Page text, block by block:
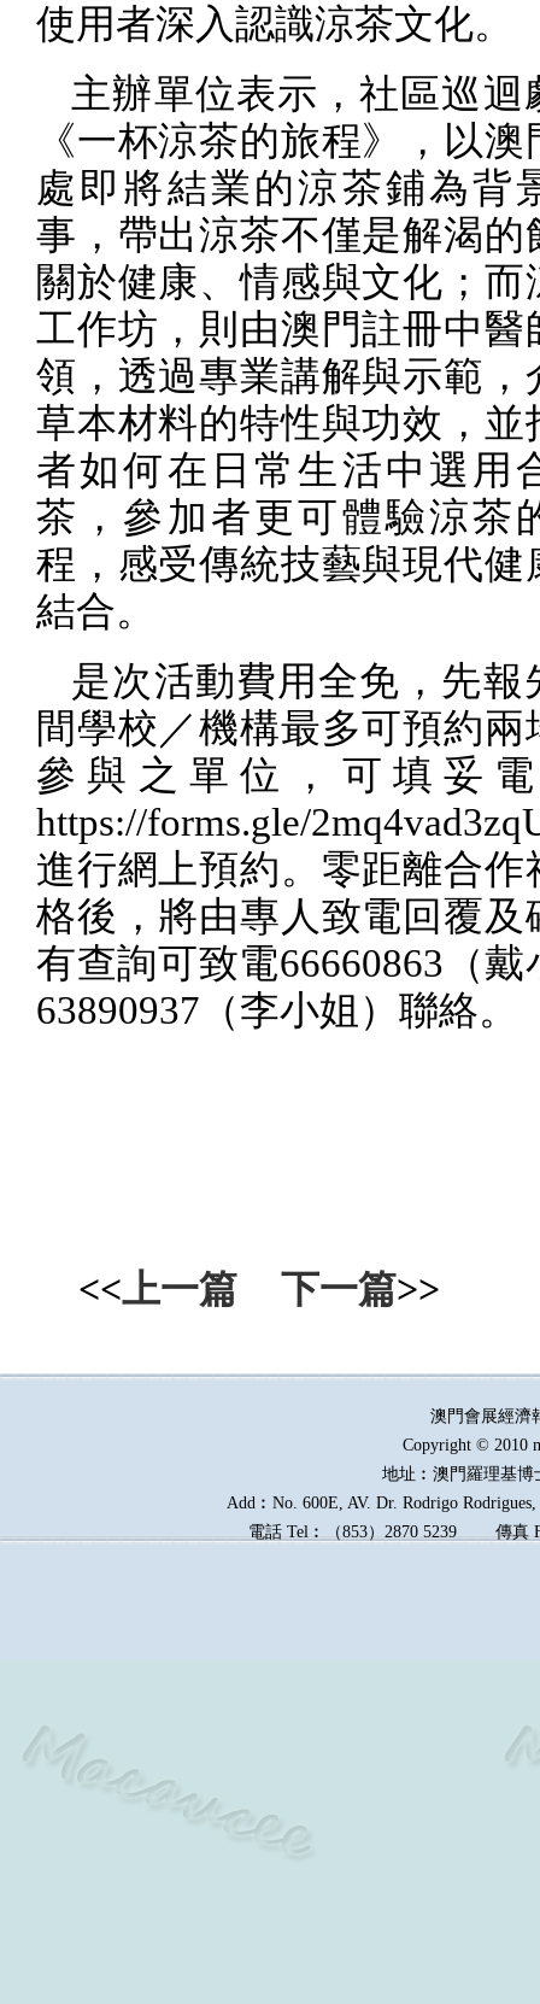
使用者深入認識涼茶文化。
主辦單位表示，社區巡迴
《一杯涼茶的旅程》，以
處即將結業的涼茶鋪為背
事，帶出涼茶不僅是解渴的
關於健康、情感與文化；而
工作坊，則由澳門註冊中醫
領，透過專業講解與示範，
草本材料的特性與功效，並
者如何在日常生活中選用
茶，參加者更可體驗涼茶
程，感受傳統技藝與現代健
結合。
是次活動費用全免，先報
間學校／機構最多可預約兩
參與之單位，可填妥
https://forms.gle/
進行網上預約。零距離合作
格後，將由專人致電回覆及
有查詢可致電66660863 （
63890937 （李小姐）聯絡。
<<上一篇 下一篇>>
澳門會展經
Copyright © 2010
地址︰澳門羅理基博
Add︰No. 600E, AV. Dr. Rodrigo
電話 Tel︰（853）2870 5239傳真